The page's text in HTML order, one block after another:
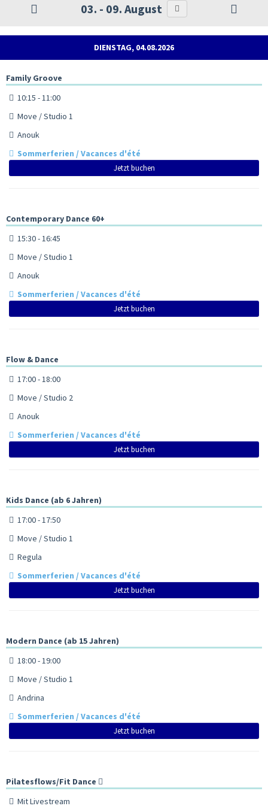
03. - 09. August
DIENSTAG, 04.08.2026
Family Groove
10:15 - 11:00
Move / Studio 1
Anouk
Sommerferien / Vacances d'été
Jetzt buchen
Contemporary Dance 60+
15:30 - 16:45
Move / Studio 1
Anouk
Sommerferien / Vacances d'été
Jetzt buchen
Flow & Dance
17:00 - 18:00
Move / Studio 2
Anouk
Sommerferien / Vacances d'été
Jetzt buchen
Kids Dance (ab 6 Jahren)
17:00 - 17:50
Move / Studio 1
Regula
Sommerferien / Vacances d'été
Jetzt buchen
Modern Dance (ab 15 Jahren)
18:00 - 19:00
Move / Studio 1
Andrina
Sommerferien / Vacances d'été
Jetzt buchen
Pilatesflows/Fit Dance
Mit Livestream